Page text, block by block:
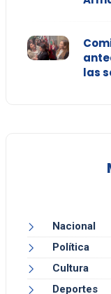
las
Nacional
Política
Cultura
Deportes